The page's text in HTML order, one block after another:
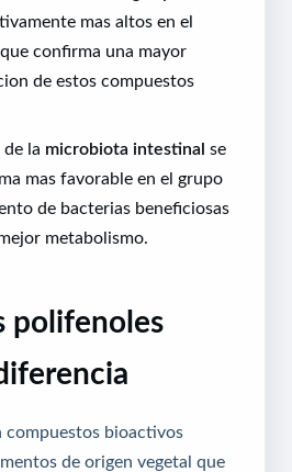
mas altos en el
confirma una mayor
de estos compuestos
la microbiota intestinal se
mas favorable en el grupo
de bacterias beneficiosas
metabolismo.
polifenoles
compuestos bioactivos
de origen vegetal que